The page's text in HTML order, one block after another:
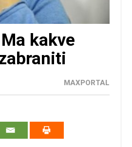
kakve
MAXPORTAL